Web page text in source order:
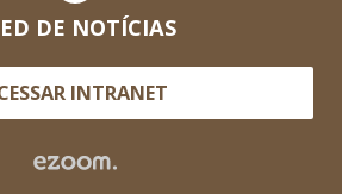
DE NOTÍCIAS
INTRANET